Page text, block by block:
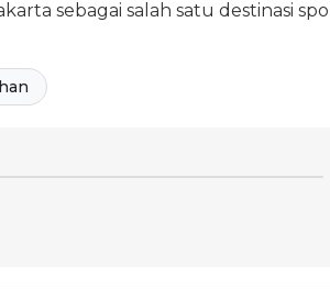
sebagai salah satu destinasi